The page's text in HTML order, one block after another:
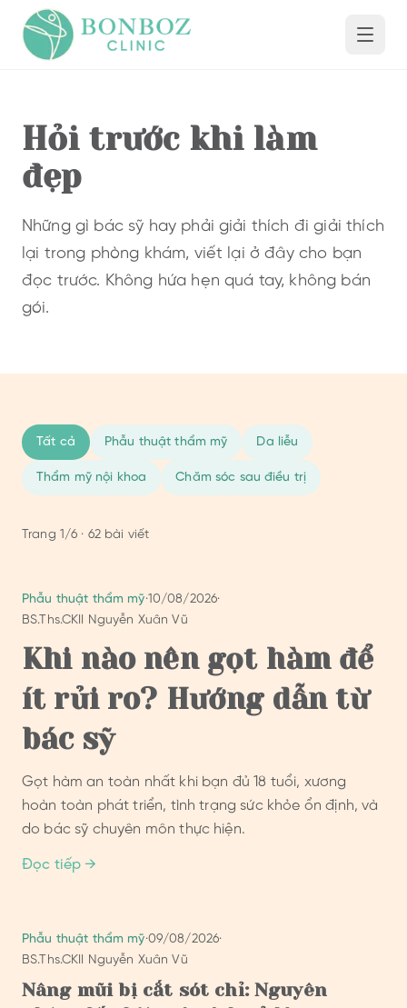
Hỏi trước khi làm
đẹp
Những gì bác sỹ hay phải giải thích đi giải thích
lại trong phòng khám, viết lại ở đây cho bạn
đọc trước. Không hứa hẹn quá tay, không bán
gói.
Tất cả Phẫu thuật thẩm mỹ Da liễu
Thẩm mỹ nội khoa Chăm sóc sau điều trị
Trang 1/6 · 62bài viết
Phẫu thuật thẩm mỹ·10/08/2026·
BS.Ths.CKII Nguyễn Xuân Vũ
Khi nào nên gọt hàm để
ít rủi ro? Hướng dẫn từ
bác sỹ
Gọt hàm an toàn nhất khi bạn đủ 18 tuổi, xương
hoàn toàn phát triển, tình trạng sức khỏe ổn định, và
do bác sỹ chuyên môn thực hiện.
Đọc tiếp →
Phẫu thuật thẩm mỹ·09/08/2026·
BS.Ths.CKII Nguyễn Xuân Vũ
Nâng mũi bị cắt sót chỉ: Nguyên